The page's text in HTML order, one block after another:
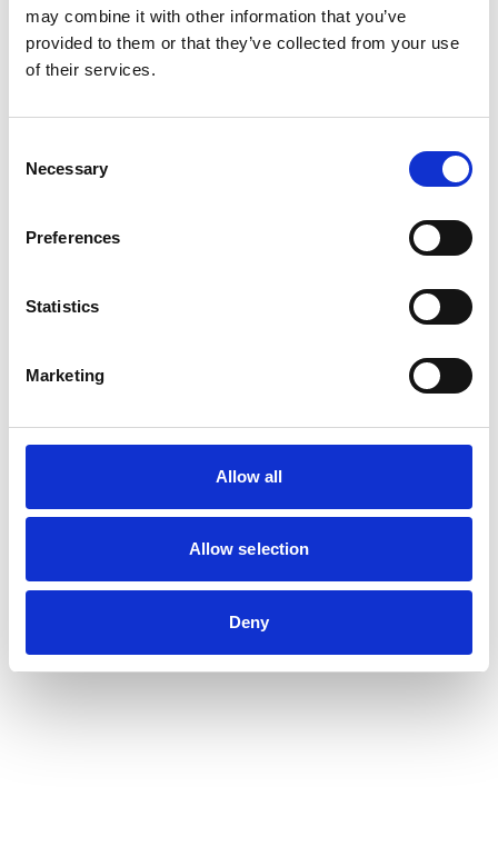
may combine it with other information that you’ve
provided to them or that they’ve collected from your use
of their services.
Selection
Necessary
Preferences
Statistics
Marketing
Allow all
Allow selection
Deny